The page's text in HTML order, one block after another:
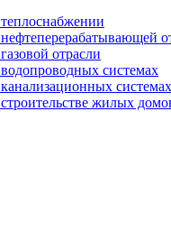
отрасли
системах
системах
жилых